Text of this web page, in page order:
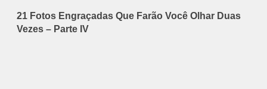
21 Fotos Engraçadas Que Farão Você Olhar Duas
Vezes – Parte IV